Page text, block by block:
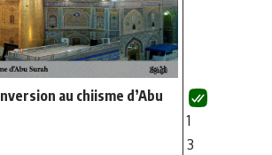
au chiisme d’Abu
1
3